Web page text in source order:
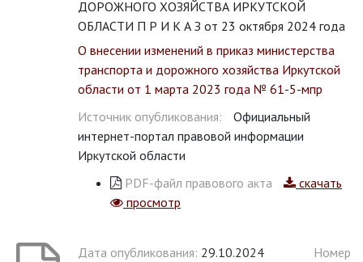
ДОРОЖНОГО ХОЗЯЙСТВА ИРКУТСКОЙ
ОБЛАСТИ П Р И К А З от 23 октября 2024 года
О внесении изменений в приказ министерства
транспорта и дорожного хозяйства Иркутской
области от 1 марта 2023 года № 61-5-мпр
Источник опубликования:
Официальный
интернет-портал правовой информации
Иркутской области
PDF-файл правового акта
скачать
просмотр
Дата опубликования: 29.10.2024
Номер